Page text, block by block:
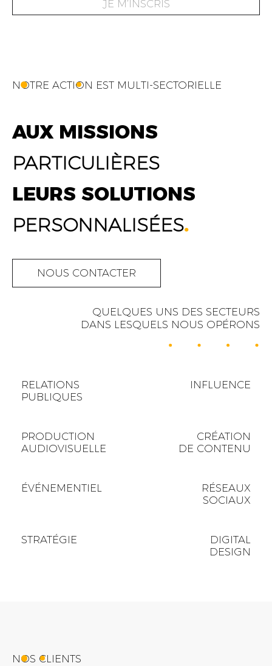
JE M’INSCRIS
NOTRE ACTION EST MULTI-SECTORIELLE
AUX MISSIONS
PARTICULIÈRES
LEURS SOLUTIONS
PERSONNALISÉES.
NOUS CONTACTER
QUELQUES UNS DES SECTEURS
DANS LESQUELS NOUS OPÉRONS
RELATIONS
PUBLIQUES
INFLUENCE
PRODUCTION
AUDIOVISUELLE
CRÉATION
DE CONTENU
ÉVÉNEMENTIEL
RÉSEAUX
SOCIAUX
STRATÉGIE
DIGITAL
DESIGN
NOS CLIENTS